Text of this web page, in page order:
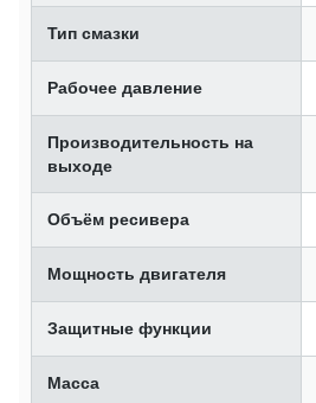
Тип смазки
Рабочее давление
Производительность на
выходе
Объём ресивера
Мощность двигателя
Защитные функции
Масса